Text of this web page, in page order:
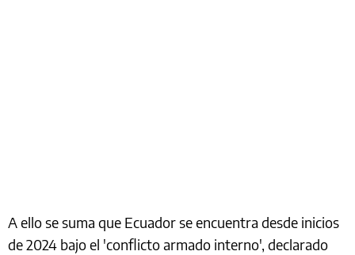
A ello se suma que Ecuador se encuentra desde inicios
de 2024 bajo el 'conflicto armado interno', declarado